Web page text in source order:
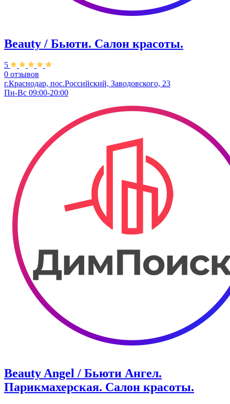
Beauty / Бьюти. Салон красоты.
5
0 отзывов
г.Краснодар, пос.Российский, Заводовского, 23
Пн-Вс 09:00-20:00
Beauty Angel / Бьюти Ангел.
Парикмахерская. Салон красоты.